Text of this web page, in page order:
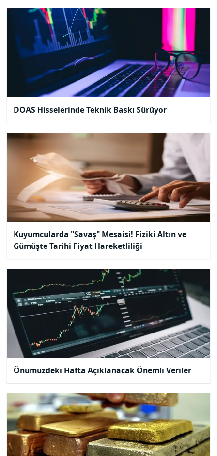
DOAS Hisselerinde Teknik Baskı Sürüyor
Kuyumcularda "Savaş" Mesaisi! Fiziki Altın ve
Gümüşte Tarihi Fiyat Hareketliliği
Önümüzdeki Hafta Açıklanacak Önemli Veriler